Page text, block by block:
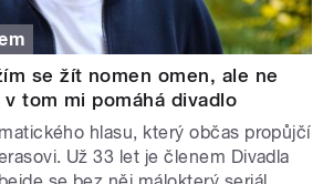
se žít nomen omen, ale ne
tom mi pomáhá divadlo
hlasu, který občas propůjčí
Už 33 let je členem Divadla